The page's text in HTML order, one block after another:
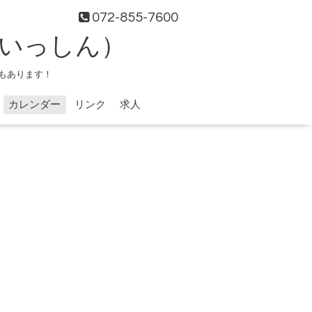
072-855-7600
っしん）
あります！
カレンダー リンク 求人